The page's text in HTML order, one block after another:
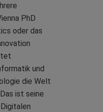
PhD
oder das
und
die Welt
ist seine